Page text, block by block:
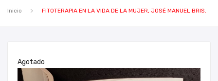
Inicio FITOTERAPIA EN LA VIDA DE LA MUJER, JOSÉ MANUEL BRIS.
Agotado